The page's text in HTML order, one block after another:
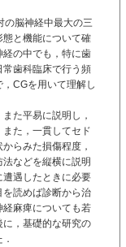
脳神経中最大の三
と機能について確
の中でも，特に歯
歯科臨床で行う頻
CGを用いて理解し
た平易に説明し，
た，一貫してセド
らみた損傷程度，
などを縦横に説明
遭遇したときに必要
読めば診断から治
麻痺についても若
，基礎的な研究の